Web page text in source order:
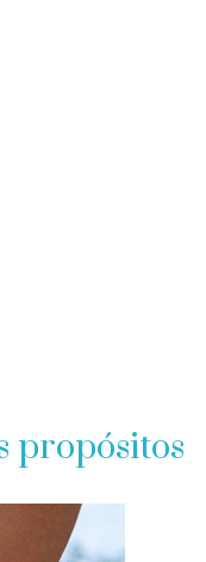
propósitos